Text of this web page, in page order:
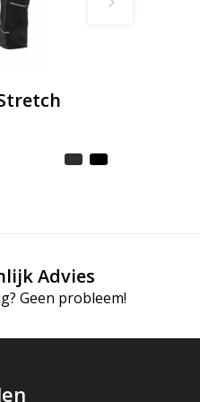
Advies
Geen probleem!